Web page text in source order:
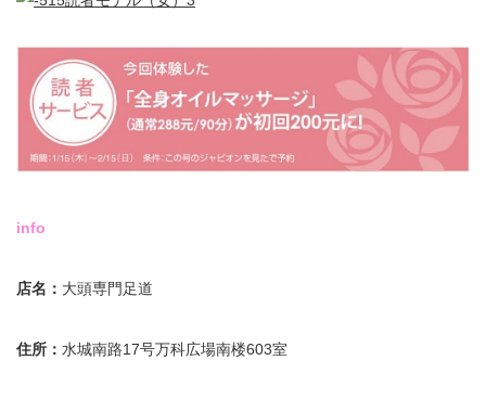
info
店名： 大頭専門足道
住所： 水城南路17号万科広場南楼603室